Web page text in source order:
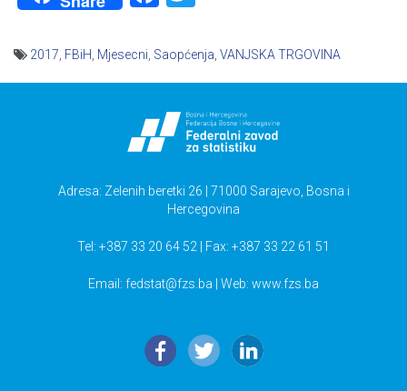
2017 FBiH Mjesecni Saopćenja VANJSKA TRGOVINA
Adresa: Zelenih beretki 26 | 71000 Sarajevo, Bosna i
Hercegovina
Tel: +387 33 20 64 52 | Fax: +387 33 22 61 51
Email: fedstat@fzs.ba | Web: www.fzs.ba